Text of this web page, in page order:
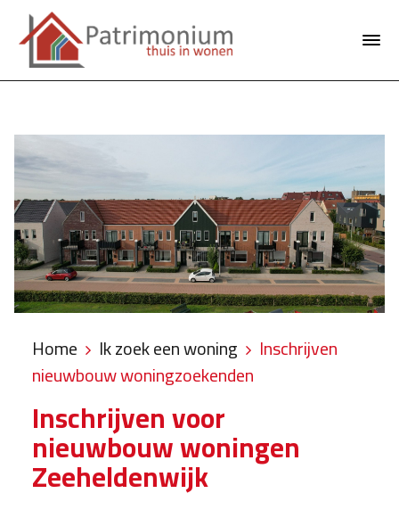
Home Ik zoek een woning
Inschrijven
nieuwbouw woningzoekenden
Inschrijven voor
nieuwbouw woningen
Zeeheldenwijk